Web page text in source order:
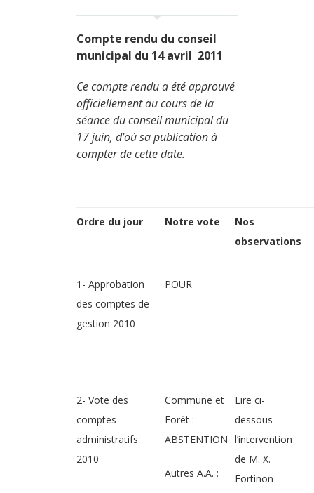
Compte rendu du conseil
municipal du 14 avril 2011
Ce compte rendu a été approuvé
officiellement au cours de la
séance du conseil municipal du
17 juin, d’où sa publication à
compter de cette date.
Ordre du jour Notre vote
Nos
observations
1- Approbation
des comptes de
gestion 2010
POUR
2- Vote des
comptes
administratifs
2010
Commune et
Forêt :
ABSTENTION
Autres A.A. :
Lire ci-
dessous
l’intervention
de M. X.
Fortinon